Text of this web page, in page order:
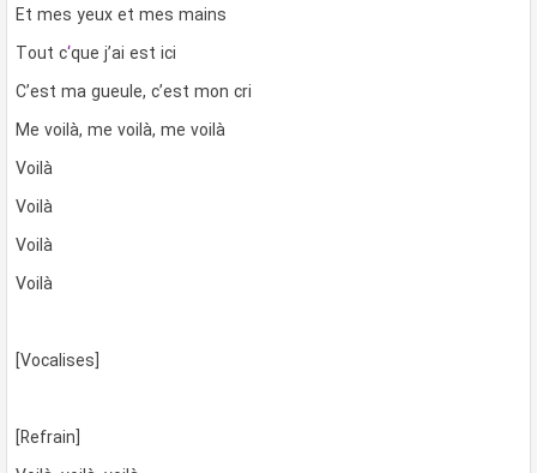
Et mes yeux et mes mains
Tout c‘que j’ai est ici
C’est ma gueule, c’est mon cri
Me voilà, me voilà, me voilà
Voilà
Voilà
Voilà
Voilà
[Vocalises]
[Refrain]